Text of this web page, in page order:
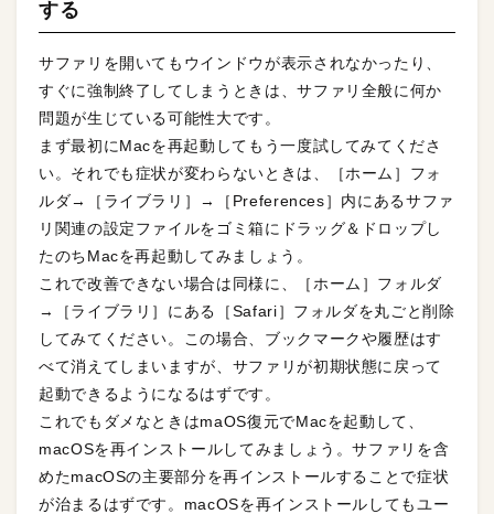
する
サファリを開いてもウインドウが表示されなかったり、
すぐに強制終了してしまうときは、サファリ全般に何か
問題が生じている可能性大です。
まず最初にMacを再起動してもう一度試してみてくださ
い。それでも症状が変わらないときは、［ホーム］フォ
ルダ→［ライブラリ］→［Preferences］内にあるサファ
リ関連の設定ファイルをゴミ箱にドラッグ＆ドロップし
たのちMacを再起動してみましょう。
これで改善できない場合は同様に、［ホーム］フォルダ
→［ライブラリ］にある［Safari］フォルダを丸ごと削除
してみてください。この場合、ブックマークや履歴はす
べて消えてしまいますが、サファリが初期状態に戻って
起動できるようになるはずです。
これでもダメなときはmaOS復元でMacを起動して、
macOSを再インストールしてみましょう。サファリを含
めたmacOSの主要部分を再インストールすることで症状
が治まるはずです。macOSを再インストールしてもユー